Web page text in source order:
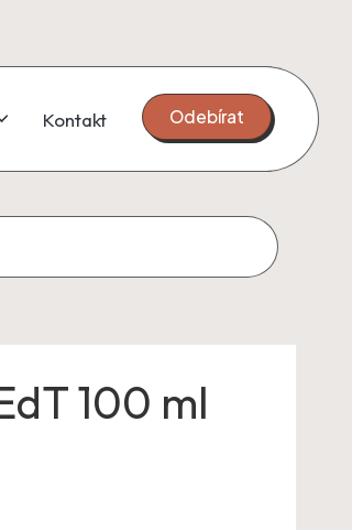
Kontakt Odebírat
100 ml